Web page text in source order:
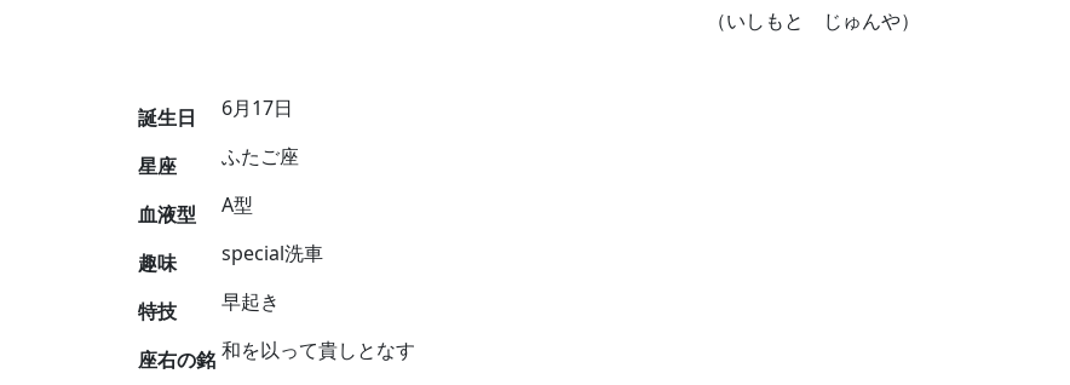
（いしもと じゅんや）
誕⽣⽇ 6月17日
星座 ふたご座
血液型 A型
趣味 special洗車
特技 早起き
座右の銘 和を以って貴しとなす